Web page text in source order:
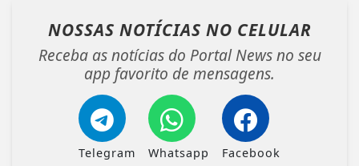
NOSSAS NOTÍCIAS NO CELULAR
Receba as notícias do Portal News no seu
app favorito de mensagens.
Telegram Whatsapp Facebook